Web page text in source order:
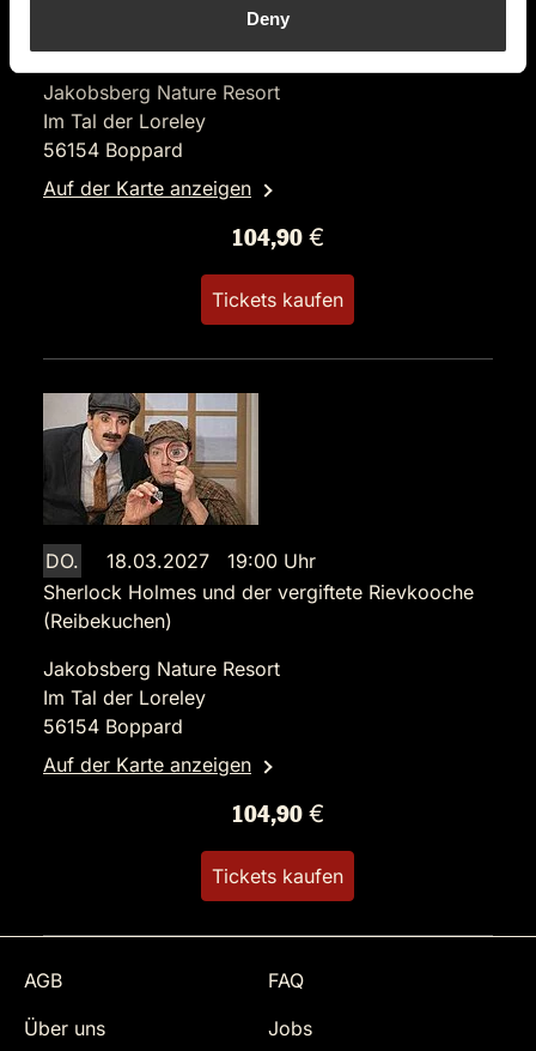
Deny
Der letzte Joint der Marie Juana - Ein Hippie
Jakobsberg Nature Resort
Im Tal der Loreley
56154 Boppard
Auf der Karte anzeigen
104,90 €
Tickets kaufen
DO.
18.03.2027 19:00 Uhr
Sherlock Holmes und der vergiftete Rievkooche
(Reibekuchen)
Jakobsberg Nature Resort
Im Tal der Loreley
56154 Boppard
Auf der Karte anzeigen
104,90 €
Tickets kaufen
AGB
FAQ
Über uns
Jobs